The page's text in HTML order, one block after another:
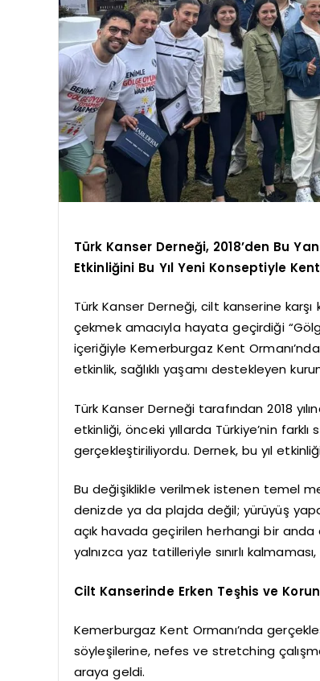
Türk Kanser Derneği, 2018’den Bu
Etkinliğini Bu Yıl Yeni Konseptiyle Kent
Türk Kanser Derneği, cilt kanserine
çekmek amacıyla hayata geçirdiği
içeriğiyle Kemerburgaz Kent
etkinlik, sağlıklı yaşamı destekleyen
Türk Kanser Derneği tarafından 2018
etkinliği, önceki yıllarda Türkiye’nin
gerçekleştiriliyordu. Dernek, bu yıl
Bu değişiklikle verilmek istenen temel
denizde ya da plajda değil; yürüyüş
açık havada geçirilen herhangi bir
yalnızca yaz tatilleriyle sınırlı
Cilt Kanserinde Erken Teşhis ve
Kemerburgaz Kent Ormanı’nda
söyleşilerine, nefes ve stretching
araya geldi.